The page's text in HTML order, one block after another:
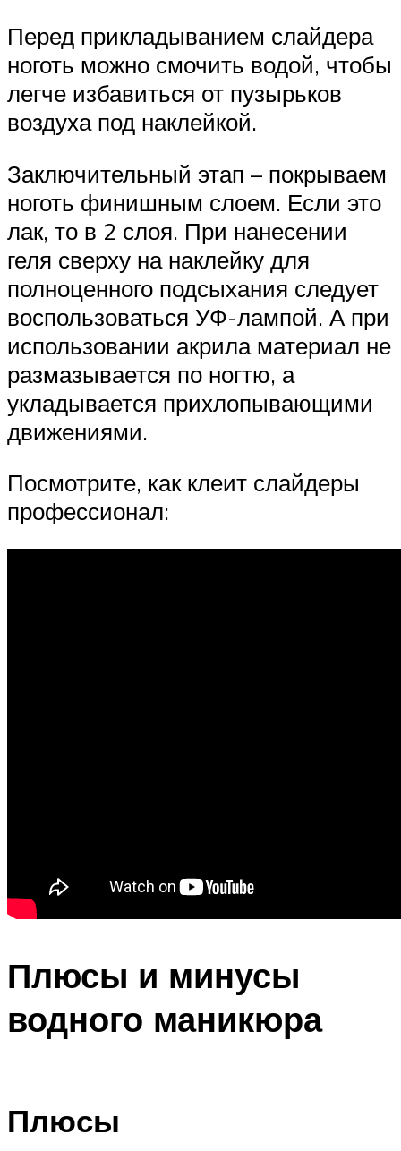
Перед прикладыванием слайдера
ноготь можно смочить водой, чтобы
легче избавиться от пузырьков
воздуха под наклейкой.
Заключительный этап – покрываем
ноготь финишным слоем. Если это
лак, то в 2 слоя. При нанесении
геля сверху на наклейку для
полноценного подсыхания следует
воспользоваться УФ-лампой. А при
использовании акрила материал не
размазывается по ногтю, а
укладывается прихлопывающими
движениями.
Посмотрите, как клеит слайдеры
профессионал:
Плюсы и минусы
водного маникюра
Плюсы